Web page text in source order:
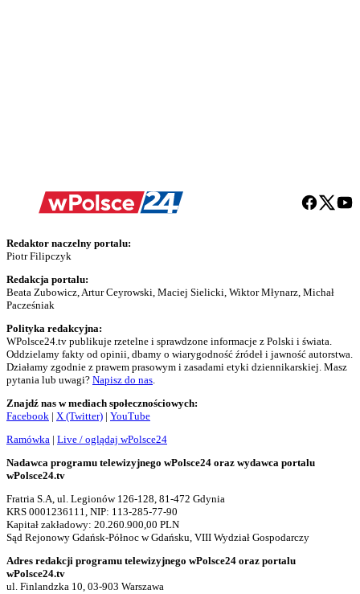
Redaktor naczelny portalu:
Piotr Filipczyk
Redakcja portalu:
Beata Zubowicz, Artur Ceyrowski, Maciej Sielicki, Wiktor Młynarz, Michał
Pacześniak
Polityka redakcyjna:
WPolsce24.tv publikuje rzetelne i sprawdzone informacje z Polski i świata.
Oddzielamy fakty od opinii, dbamy o wiarygodność źródeł i jawność autorstwa.
Działamy zgodnie z prawem prasowym i zasadami etyki dziennikarskiej. Masz
pytania lub uwagi? Napisz do nas.
Znajdź nas w mediach społecznościowych:
Facebook | X (Twitter) | YouTube
Ramówka | Live / oglądaj wPolsce24
Nadawca programu telewizyjnego wPolsce24 oraz wydawca portalu
wPolsce24.tv
Fratria S.A, ul. Legionów 126-128, 81-472 Gdynia
KRS 0001236111, NIP: 113-285-77-90
Kapitał zakładowy: 20.260.900,00 PLN
Sąd Rejonowy Gdańsk-Północ w Gdańsku, VIII Wydział Gospodarczy
Adres redakcji programu telewizyjnego wPolsce24 oraz portalu
wPolsce24.tv
ul. Finlandzka 10, 03-903 Warszawa